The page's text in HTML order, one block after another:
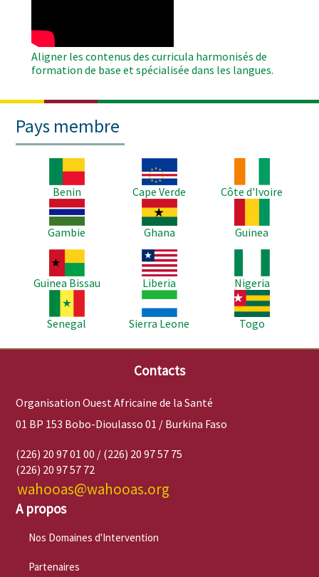
Aligner les contenus des curricula harmonisés de
formation de base et spécialisée dans les langues.
Pays membre
Benin
Image
Cape Verde
Côte d'Ivoire
Image
Gambie
Image
Ghana
Guinea
Image
Guinea Bissau
Image
Liberia
Nigeria
Senegal
Image
Sierra Leone
Image
Togo
Contacts
Organisation Ouest Africaine de la Santé
01 BP 153 Bobo-Dioulasso 01 / Burkina Faso
(226) 20 97 01 00 / (226) 20 97 57 75
(226) 20 97 57 72
wahooas@wahooas.org
A propos
Nos Domaines d'Intervention
Partenaires